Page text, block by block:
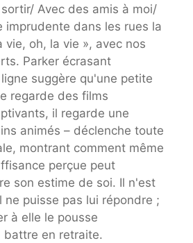
Avec des amis à moi/
imprudente dans les rues la
vie, oh, la vie », avec nos
Parker écrasant
suggère qu'une petite
regarde des films
il regarde une
animés – déclenche toute
montrant comment même
perçue peut
son estime de soi. Il n'est
ne puisse pas lui répondre ;
à elle le pousse
battre en retraite.